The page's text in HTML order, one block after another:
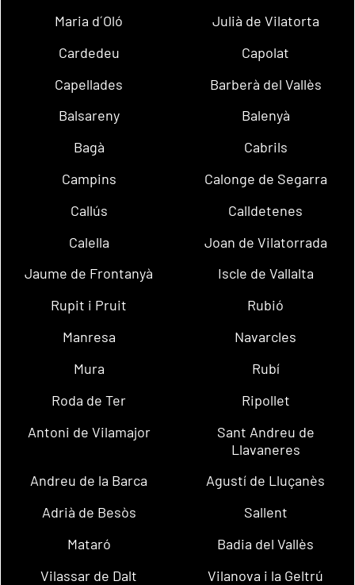
Maria d´Oló
Julià de Vilatorta
Cardedeu
Capolat
Capellades
Barberà del Vallès
Balsareny
Balenyà
Bagà
Cabrils
Campins
Calonge de Segarra
Callús
Calldetenes
Calella
Joan de Vilatorrada
Jaume de Frontanyà
Iscle de Vallalta
Rupit i Pruit
Rubió
Manresa
Navarcles
Mura
Rubí
Roda de Ter
Ripollet
Antoni de Vilamajor
Sant Andreu de
Llavaneres
Andreu de la Barca
Agustí de Lluçanès
Adrià de Besòs
Sallent
Mataró
Badia del Vallès
Vilassar de Dalt
Vilanova i la Geltrú